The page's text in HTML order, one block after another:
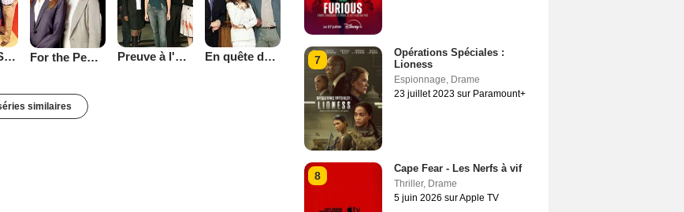
That '70s Show For the People (2002) Preuve à l'appui En quête de justice
similaires
7
Opérations Spéciales :
Lioness
Espionnage, Drame
23 juillet 2023 sur Paramount+
8
Cape Fear - Les Nerfs à vif
Thriller, Drame
5 juin 2026 sur Apple TV